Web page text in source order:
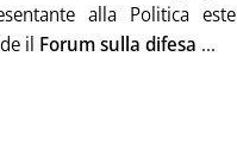
alla Politica
il Forum sulla difesa ...